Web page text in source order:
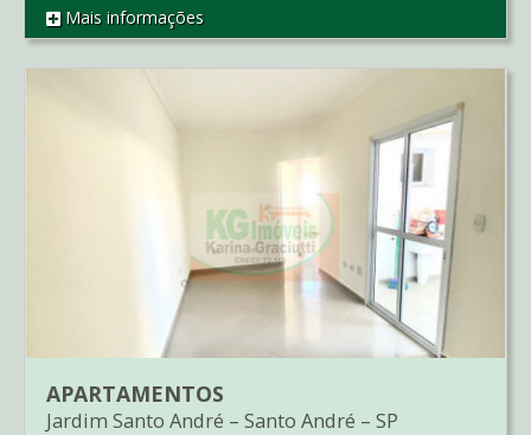
REF AP1808
Mais informações
APARTAMENTOS
Jardim Santo André – Santo André – SP